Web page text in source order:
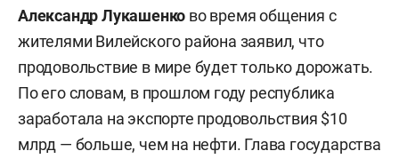
Александр Лукашенко во время общения с
жителями Вилейского района заявил, что
продовольствие в мире будет только дорожать.
По его словам, в прошлом году республика
заработала на экспорте продовольствия $10
млрд — больше, чем на нефти. Глава государства